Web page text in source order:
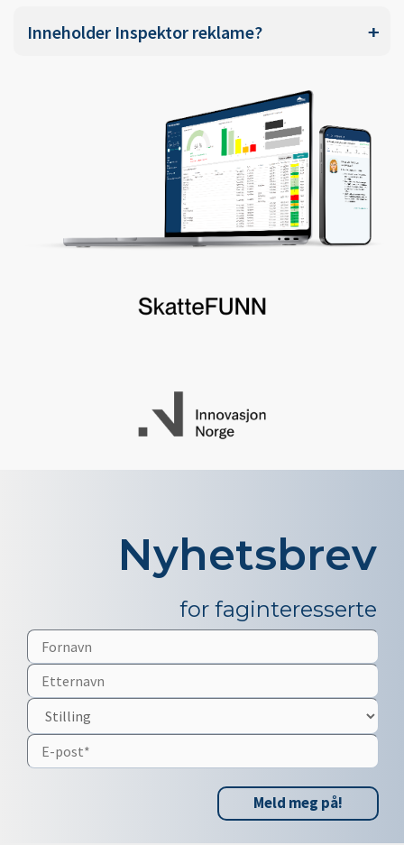
Inneholder Inspektor reklame?
Nyhetsbrev
for faginteresserte